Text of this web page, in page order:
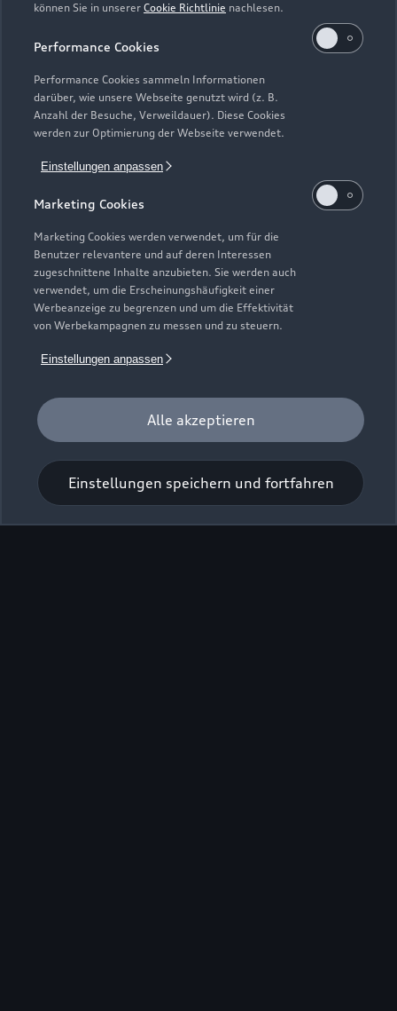
können Sie in unserer Cookie Richtlinie nachlesen.
Performance Cookies
Performance Cookies sammeln Informationen
darüber, wie unsere Webseite genutzt wird (z. B.
Anzahl der Besuche, Verweildauer). Diese Cookies
werden zur Optimierung der Webseite verwendet.
Einstellungen anpassen
Marketing Cookies
Marketing Cookies werden verwendet, um für die
Benutzer relevantere und auf deren Interessen
zugeschnittene Inhalte anzubieten. Sie werden auch
verwendet, um die Erscheinungshäufigkeit einer
Werbeanzeige zu begrenzen und um die Effektivität
von Werbekampagnen zu messen und zu steuern.
Einstellungen anpassen
Alle akzeptieren
Einstellungen speichern und fortfahren
Zurück nach oben
Alle Modelle
Modelle vergleichen
Elektromodelle
Plug-in-Hybride
Neuwagensuche
Gebrauchtwagensuche
Service & Zubehör
Saisonale Angebote
Support